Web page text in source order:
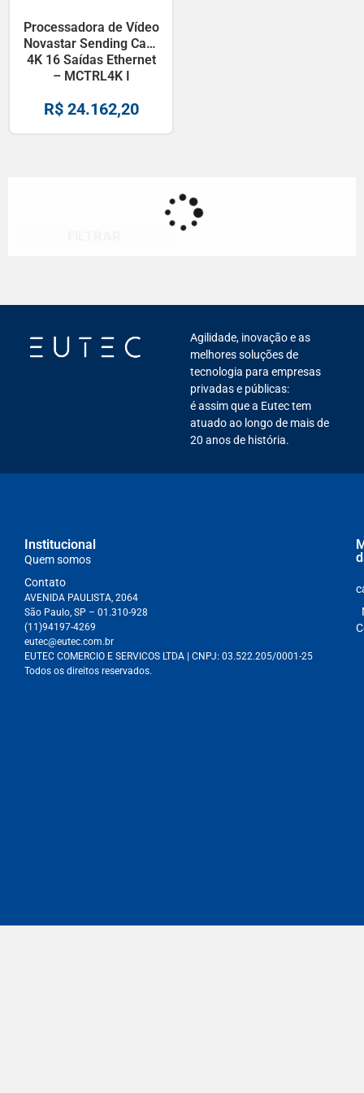
Processadora de Vídeo
Novastar Sending Card
4K 16 Saídas Ethernet
– MCTRL4K I
R$24.162,20
Agilidade, inovação e as
melhores soluções de
tecnologia para empresas
privadas e públicas:
é assim que a Eutec tem
atuado ao longo de mais de
20 anos de história.
Institucional
Quem somos
Contato
AVENIDA PAULISTA, 2064
São Paulo, SP – 01.310-928
(11)94197-4269
eutec@eutec.com.br
EUTEC COMERCIO E SERVICOS LTDA | CNPJ: 03.522.205/0001-25
Todos os direitos reservados.